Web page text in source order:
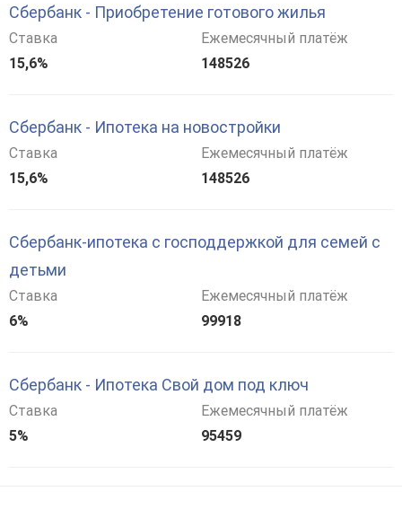
Сбербанк - Приобретение готового жилья
Ставка
15,6%
Ежемесячный платёж
148526
Сбербанк - Ипотека на новостройки
Ставка
15,6%
Ежемесячный платёж
148526
Сбербанк-ипотека с господдержкой для семей с
детьми
Ставка
6%
Ежемесячный платёж
99918
Сбербанк - Ипотека Свой дом под ключ
Ставка
5%
Ежемесячный платёж
95459